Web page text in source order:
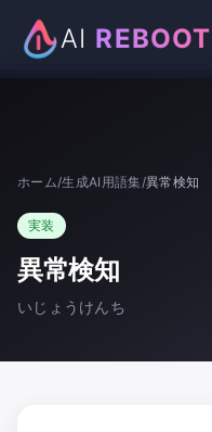
AI REBOOT
お知らせ
お問い合わせ
ホーム/生成AI用語集/異常検知
実装
異常検知
いじょうけんち